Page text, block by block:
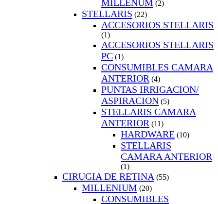
MILLENUM (2)
STELLARIS (22)
ACCESORIOS STELLARIS
(1)
ACCESORIOS STELLARIS
PC (1)
CONSUMIBLES CAMARA
ANTERIOR (4)
PUNTAS IRRIGACION/
ASPIRACION (5)
STELLARIS CAMARA
ANTERIOR (11)
HARDWARE (10)
STELLARIS
CAMARA ANTERIOR
(1)
CIRUGIA DE RETINA (55)
MILLENIUM (20)
CONSUMIBLES